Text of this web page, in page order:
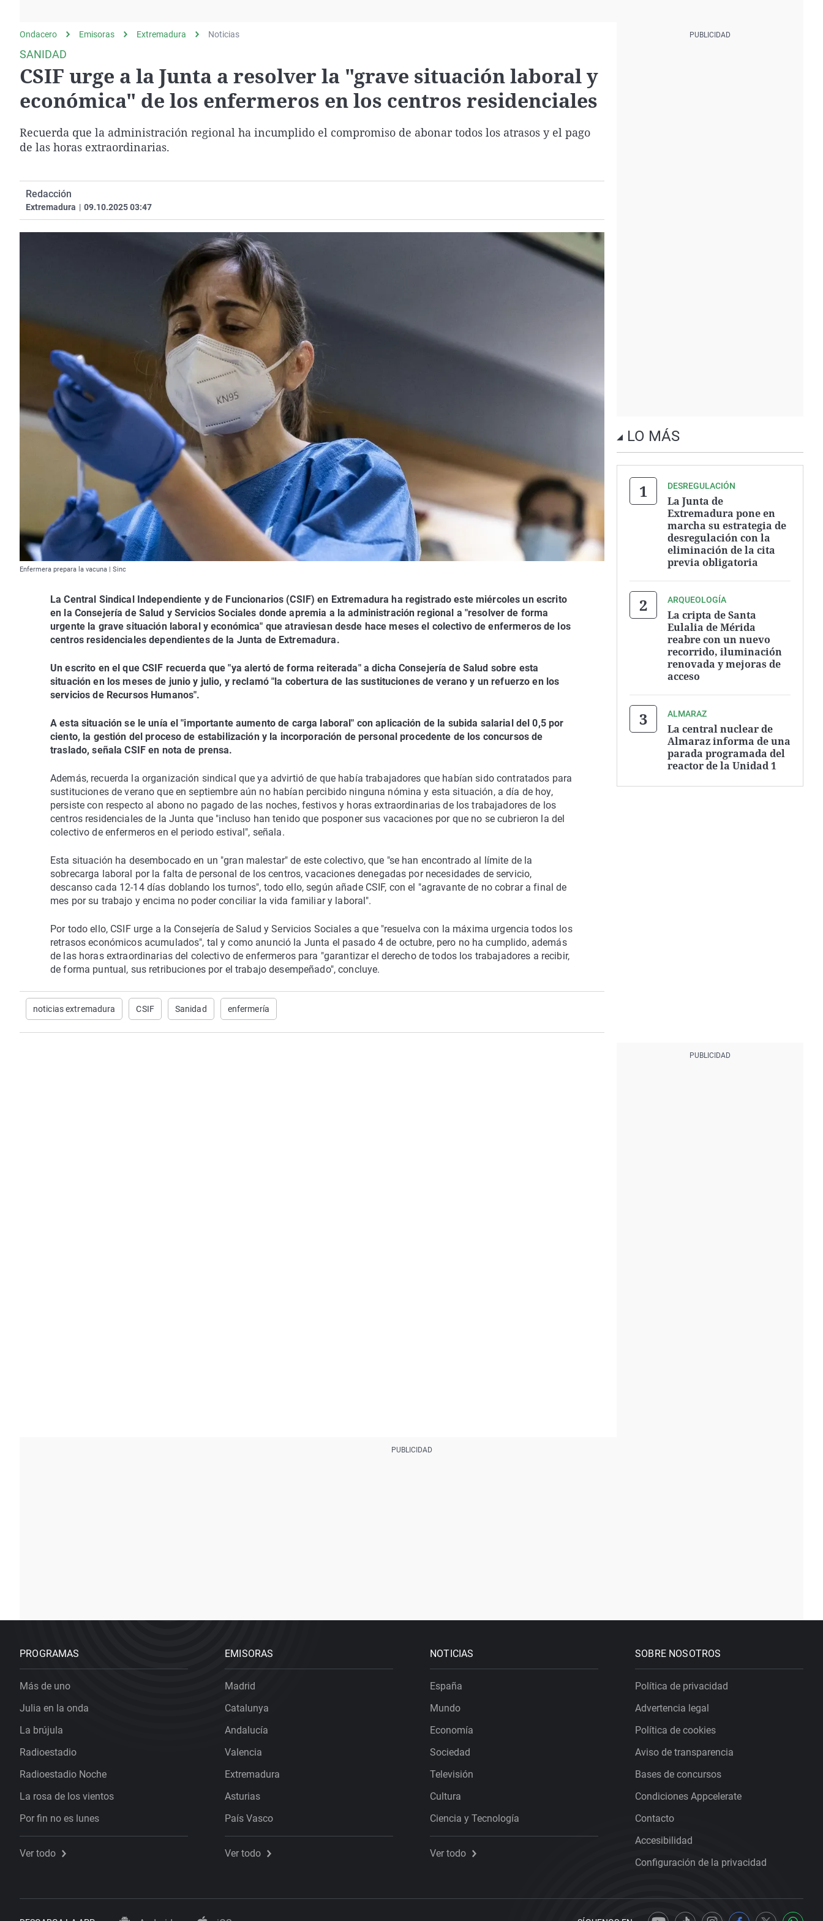
Operación Viuda
Negra
Ondacero Emisoras Extremadura Noticias
SANIDAD
CSIF urge a la Junta a resolver la "grave situación laboral y
económica" de los enfermeros en los centros residenciales
Recuerda que la administración regional ha incumplido el compromiso de abonar todos los atrasos y el pago
de las horas extraordinarias.
Redacción
Extremadura | 09.10.2025 03:47
Enfermera prepara la vacuna | Sinc
La Central Sindical Independiente y de Funcionarios (CSIF) en Extremadura ha registrado este miércoles un escrito
en la Consejería de Salud y Servicios Sociales donde apremia a la administración regional a "resolver de forma
urgente la grave situación laboral y económica" que atraviesan desde hace meses el colectivo de enfermeros de los
centros residenciales dependientes de la Junta de Extremadura.
Un escrito en el que CSIF recuerda que "ya alertó de forma reiterada" a dicha Consejería de Salud sobre esta
situación en los meses de junio y julio, y reclamó "la cobertura de las sustituciones de verano y un refuerzo en los
servicios de Recursos Humanos".
A esta situación se le unía el "importante aumento de carga laboral" con aplicación de la subida salarial del 0,5 por
ciento, la gestión del proceso de estabilización y la incorporación de personal procedente de los concursos de
traslado, señala CSIF en nota de prensa.
Además, recuerda la organización sindical que ya advirtió de que había trabajadores que habían sido contratados para
sustituciones de verano que en septiembre aún no habían percibido ninguna nómina y esta situación, a día de hoy,
persiste con respecto al abono no pagado de las noches, festivos y horas extraordinarias de los trabajadores de los
centros residenciales de la Junta que "incluso han tenido que posponer sus vacaciones por que no se cubrieron la del
colectivo de enfermeros en el periodo estival", señala.
Esta situación ha desembocado en un "gran malestar" de este colectivo, que "se han encontrado al límite de la
sobrecarga laboral por la falta de personal de los centros, vacaciones denegadas por necesidades de servicio,
descanso cada 12-14 días doblando los turnos", todo ello, según añade CSIF, con el "agravante de no cobrar a final de
mes por su trabajo y encima no poder conciliar la vida familiar y laboral".
Por todo ello, CSIF urge a la Consejería de Salud y Servicios Sociales a que "resuelva con la máxima urgencia todos los
retrasos económicos acumulados", tal y como anunció la Junta el pasado 4 de octubre, pero no ha cumplido, además
de las horas extraordinarias del colectivo de enfermeros para "garantizar el derecho de todos los trabajadores a recibir,
de forma puntual, sus retribuciones por el trabajo desempeñado", concluye.
noticias extremadura CSIF Sanidad enfermería
LO MÁS
DESREGULACIÓN
La Junta de
Extremadura pone en
marcha su estrategia de
desregulación con la
eliminación de la cita
previa obligatoria
ARQUEOLOGÍA
La cripta de Santa
Eulalia de Mérida
reabre con un nuevo
recorrido, iluminación
renovada y mejoras de
acceso
ALMARAZ
La central nuclear de
Almaraz informa de una
parada programada del
reactor de la Unidad 1
PROGRAMAS
Más de uno
Julia en la onda
La brújula
Radioestadio
Radioestadio Noche
La rosa de los vientos
Por fin no es lunes
Ver todo
EMISORAS
Madrid
Catalunya
Andalucía
Valencia
Extremadura
Asturias
País Vasco
Ver todo
NOTICIAS
España
Mundo
Economía
Sociedad
Televisión
Cultura
Ciencia y Tecnología
Ver todo
SOBRE NOSOTROS
Política de privacidad
Advertencia legal
Política de cookies
Aviso de transparencia
Bases de concursos
Condiciones Appcelerate
Contacto
Accesibilidad
Configuración de la privacidad